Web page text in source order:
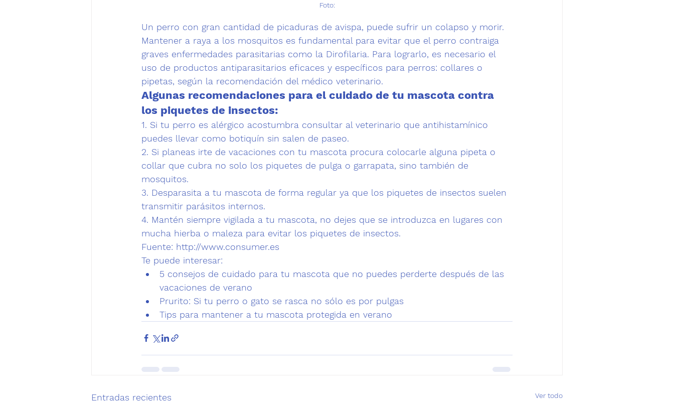
Foto:
Un perro con gran cantidad de picaduras de avispa, puede sufrir un colapso y morir.
Mantener a raya a los mosquitos es fundamental para evitar que el perro contraiga
graves enfermedades parasitarias como la Dirofilaria. Para lograrlo, es necesario el
uso de productos antiparasitarios eficaces y específicos para perros: collares o
pipetas, según la recomendación del médico veterinario.
Algunas recomendaciones para el cuidado de tu mascota contra
los piquetes de insectos:
1. Si tu perro es alérgico acostumbra consultar al veterinario que antihistamínico
puedes llevar como botiquín sin salen de paseo.
2. Si planeas irte de vacaciones con tu mascota procura colocarle alguna pipeta o
collar que cubra no solo los piquetes de pulga o garrapata, sino también de
mosquitos.
3. Desparasita a tu mascota de forma regular ya que los piquetes de insectos suelen
transmitir parásitos internos.
4. Mantén siempre vigilada a tu mascota, no dejes que se introduzca en lugares con
mucha hierba o maleza para evitar los piquetes de insectos.
Fuente: http://www.consumer.es
Te puede interesar:
5 consejos de cuidado para tu mascota que no puedes perderte después de las
vacaciones de verano
Prurito: Si tu perro o gato se rasca no sólo es por pulgas
Tips para mantener a tu mascota protegida en verano
Entradas recientes Ver todo